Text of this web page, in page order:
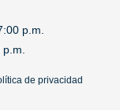
p.m.
de privacidad